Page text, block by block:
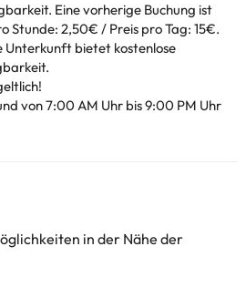
Eine vorherige Buchung ist
Stunde: 2,50€ / Preis pro Tag: 15€.
Unterkunft bietet kostenlose
von 7:00 AM Uhr bis 9:00 PM Uhr
in der Nähe der